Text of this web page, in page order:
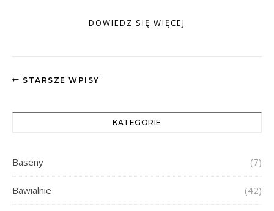
DOWIEDZ SIĘ WIĘCEJ
STARSZE WPISY
KATEGORIE
Baseny (7)
Bawialnie (42)